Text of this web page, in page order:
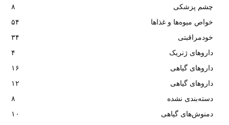
چشم پزشکی
۸
خواص میوه‌ها و غذاها
۵۴
خودمراقبتی
۳۴
داروهای ژنریک
۴
داروهای گیاهی
۱۶
داروهای گیاهی
۱۲
دسته‌بندی نشده
۸
دمنوش‌های گیاهی
۱۰